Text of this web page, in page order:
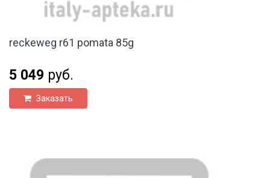
reckeweg r61 pomata 85g
5 049 руб.
Заказать